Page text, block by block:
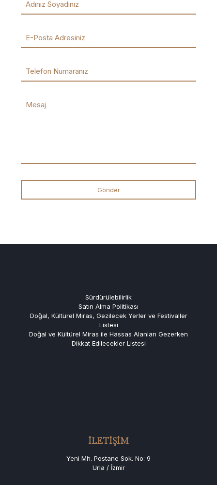
Sürdürülebilirlik
Satın Alma Politikası
Doğal, Kültürel Miras, Gezilecek Yerler ve Festivaller
Listesi
Doğal ve Kültürel Miras ile Hassas Alanları Gezerken
Dikkat Edilecekler Listesi
İLETİŞİM
Yeni Mh. Postane Sok. No: 9
Urla / İzmir